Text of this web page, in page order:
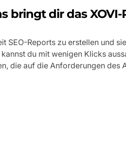
bringt dir das
SEO-Reports zu erstellen und
du mit wenigen Klicks
die auf die Anforderungen des